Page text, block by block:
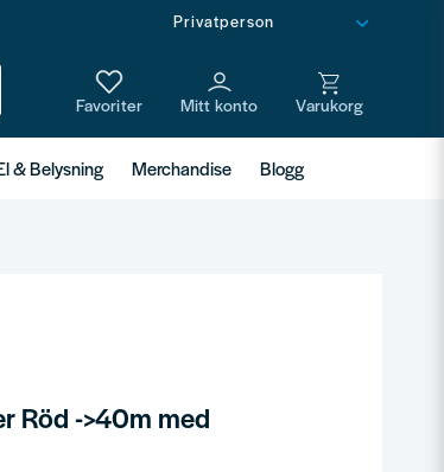
& Belysning Merchandise Blogg
Röd ->40m med